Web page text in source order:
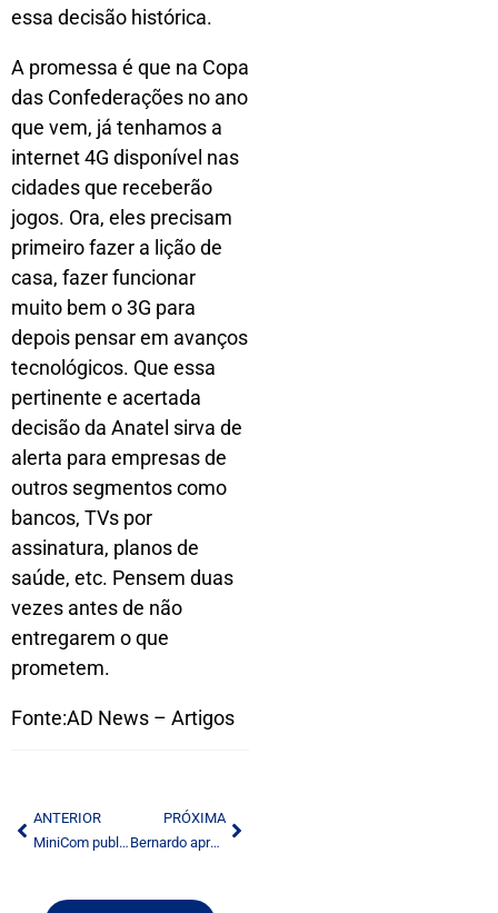
essa decisão histórica.
A promessa é que na Copa
das Confederações no ano
que vem, já tenhamos a
internet 4G disponível nas
cidades que receberão
jogos. Ora, eles precisam
primeiro fazer a lição de
casa, fazer funcionar
muito bem o 3G para
depois pensar em avanços
tecnológicos. Que essa
pertinente e acertada
decisão da Anatel sirva de
alerta para empresas de
outros segmentos como
bancos, TVs por
assinatura, planos de
saúde, etc. Pensem duas
vezes antes de não
entregarem o que
prometem.
Fonte:AD News – Artigos
ANTERIOR
MiniCom publica portaria com regras para controle de áudio nos intervalos comerciais de…
PRÓXIMA
Bernardo apresenta projetos do Brasil a empresários do Vale do Silício, nos Estados Unidos